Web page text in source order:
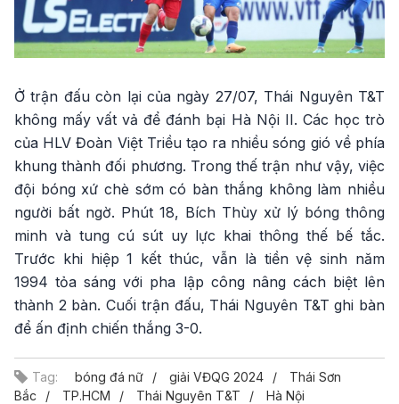
Ở trận đấu còn lại của ngày 27/07, Thái Nguyên T&T
không mấy vất vả để đánh bại Hà Nội II. Các học trò
của HLV Đoàn Việt Triều tạo ra nhiều sóng gió về phía
khung thành đối phương. Trong thế trận như vậy, việc
đội bóng xứ chè sớm có bàn thắng không làm nhiều
người bất ngờ. Phút 18, Bích Thùy xử lý bóng thông
minh và tung cú sút uy lực khai thông thế bế tắc.
Trước khi hiệp 1 kết thúc, vẫn là tiền vệ sinh năm
1994 tỏa sáng với pha lập công nâng cách biệt lên
thành 2 bàn. Cuối trận đấu, Thái Nguyên T&T ghi bàn
để ấn định chiến thắng 3-0.
Tag: bóng đá nữ giải VĐQG 2024
Thái Sơn
Bắc
TP.HCM Thái Nguyên T&T Hà Nội